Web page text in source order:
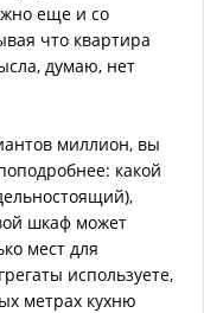
еще и со
что квартира
думаю, нет
миллион, вы
какой
шкаф может
мест для
используете,
метрах кухню